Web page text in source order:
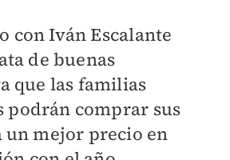
con Iván Escalante
de buenas
que las familias
podrán comprar sus
un mejor precio en